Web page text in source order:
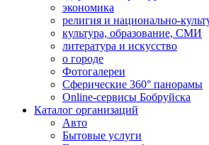
экономика
религия и национально-
культура, образование, СМИ
литература и искусство
о городе
Фотогалереи
Сферические 360° панорамы
Online-сервисы Бобруйска
Каталог организаций
Авто
Бытовые услуги